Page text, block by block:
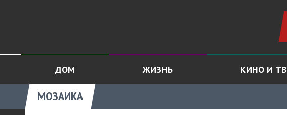
ДОМ ЖИЗНЬ КИНО И ТВ
МОЗАИКА